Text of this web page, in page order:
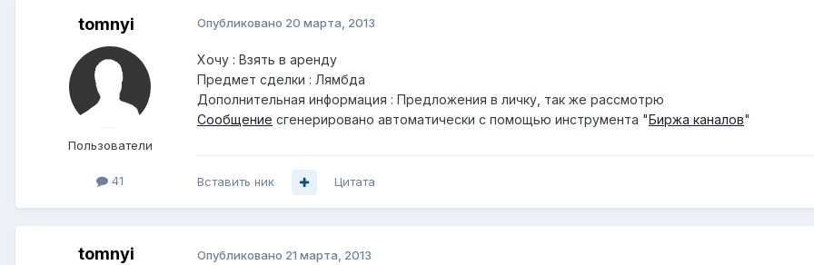
tomnyi
Пользователи
41
Опубликовано 20 марта, 2013
Хочу : Взять в аренду
Предмет сделки : Лямбда
Дополнительная информация : Предложения в личку, так же рассмотрю
Сообщение сгенерировано автоматически с помощью инструмента "Биржа каналов"
Вставить ник Цитата
tomnyi Опубликовано 21 марта, 2013